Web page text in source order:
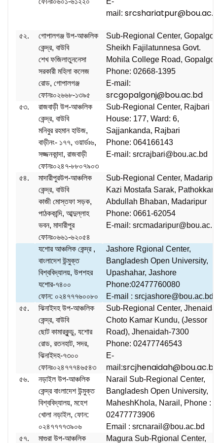
mail:
৫২.
গোপালগঞ্জ উপ-আঞ্চলিক
কেন্দ্র, বাউবি
শেখ ফজিলাতুননেসা
সরকারী মহিলা কলেজ
রোড, গোপালগঞ্জ
ফোনঃ০২৬৬৮-১৩৯৫
Sub-Regional Center, Gopalgonj
Sheikh Fajilatunnesa Govt.
Mohila College Road, Gopalgonj
Phone: 02668-1395
E-mail:
srcgopalgonj@bou.ac.bd
৫৩.
রাজবাড়ী উপ-আঞ্চলিক
কেন্দ্র, বাউবি
মনিবুর রহমান হাউজ,
বাড়ীনং- ১৭৭, ওয়ার্ডঃ৬,
সজ্জনকান্দা, রাজবাড়ী
ফোনঃ০২৪৭-৮৮০৭৯০৩
Sub-Regional Center, Rajbari
House: 177, Ward: 6,
Sajjankanda, Rajbari
Phone: 064166143
E-mail: srcrajbari@bou.ac.bd
৫৪.
মাদারীপুরউপ-আঞ্চলিক
কেন্দ্র, বাউবি
কাজী মোস্তফা সড়ক,
পাঠককান্দি, আব্দুল্লাহ
ভবন, মাদারীপুর
ফোনঃ০৬৬১-৬২০৫৪
Sub-Regional Center, Madaripur
Kazi Mostafa Sarak,
Abdullah Bhaban, Madaripur
Phone: 0661-62054
E-mail: srcmadaripur@bou.ac.bd
যশোর আঞ্চলিক কেন্দ্র ,
বাংলাদেশ উন্মুক্ত
বিশ্ববিদ্যালয়, উপশহর
যশোর-৭৪০০
ফোন: ০২৪৭৭৭৬০০৮০
Jashore Rgional Center,
Bangladesh Open University,
Upashahar, Jashore
Phone:02477760080
E-mail : srcjashore@bou.ac.bd
৫৫.
ঝিনাইদহ উপ-আঞ্চলিক
কেন্দ্র, বাউবি
ছোট কামারকুন্ডু, যশোর
রোড, রতনহাট, সদর,
ঝিনাইদহ-৭৩০০
ফোনঃ০২৪৭৭৭৪৬৫৪৩
Sub-Regional Center, Jhenaidah
Choto Kamar Kundu, (Jessor
Road), Jhenaidah-7300
Phone: 02477746543
E-
mail:srcjhenaidah@bou.ac.bd
৫৬.
নড়াইল উপ-আঞ্চলিক
কেন্দ্র বাংলাদেশ উন্মুক্ত
বিশ্ববিদ্যালয়, মহেশ
খোলা নড়াইল, ফোন:
০২৪৭৭৭৭৩৯০৬
Narail Sub-Regional Center,
Bangladesh Open University,
MaheshKhola, Narail, Phone :
02477773906
Email : srcnarail@bou.ac.bd
৫৭.
মাগুরা উপ-আঞ্চলিক
Magura Sub-Rgional Center,